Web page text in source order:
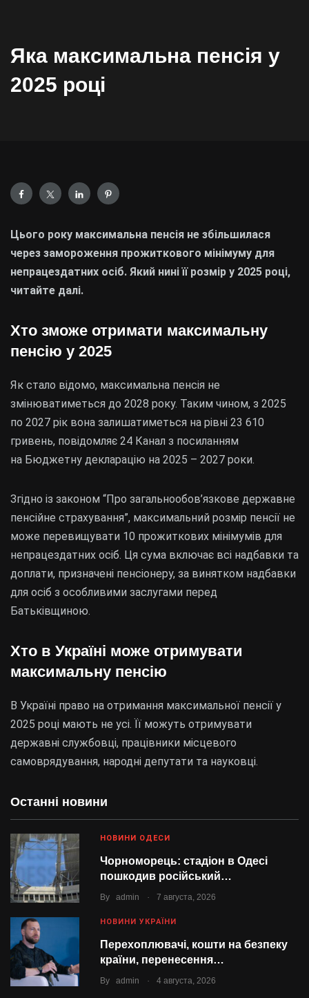
Яка максимальна пенсія у
2025 році
Останні новини
НОВИНИ ОДЕСИ
Чорноморець: стадіон в Одесі
пошкодив російський…
By admin . 7 августа, 2026
НОВИНИ УКРАЇНИ
Перехоплювачі, кошти на безпеку
країни, перенесення…
By admin . 4 августа, 2026
Цього року максимальна пенсія не збільшилася
через замороження прожиткового мінімуму для
непрацездатних осіб. Який нині її розмір у 2025 році,
читайте далі.
Хто зможе отримати максимальну
пенсію у 2025
Як стало відомо, максимальна пенсія не
змінюватиметься до 2028 року. Таким чином, з 2025
по 2027 рік вона залишатиметься на рівні 23 610
гривень, повідомляє 24 Канал з посиланням
на Бюджетну декларацію на 2025 – 2027 роки.
Згідно із законом “Про загальнообов’язкове державне
пенсійне страхування”, максимальний розмір пенсії не
може перевищувати 10 прожиткових мінімумів для
непрацездатних осіб. Ця сума включає всі надбавки та
доплати, призначені пенсіонеру, за винятком надбавки
для осіб з особливими заслугами перед
Батьківщиною.
Хто в Україні може отримувати
максимальну пенсію
В Україні право на отримання максимальної пенсії у
2025 році мають не усі. Її можуть отримувати
державні службовці, працівники місцевого
самоврядування, народні депутати та науковці.